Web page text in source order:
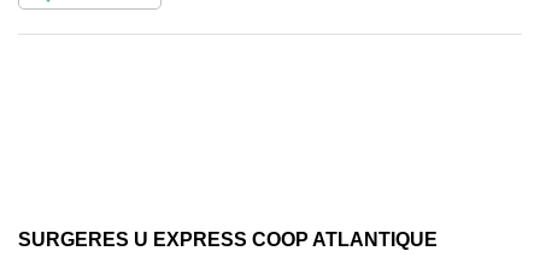
SURGERES U EXPRESS COOP ATLANTIQUE